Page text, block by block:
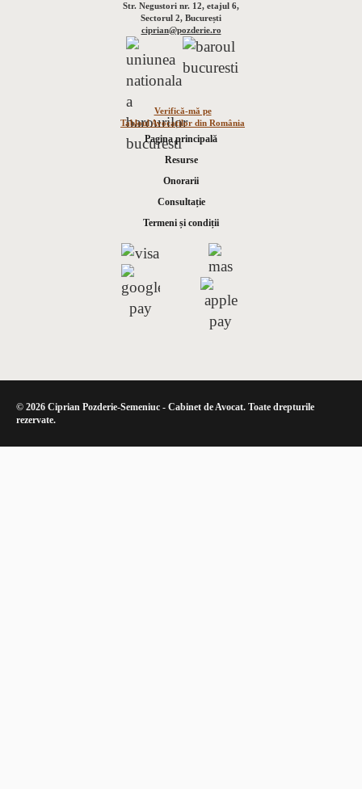
Str. Negustori nr. 12, etajul 6,
Sectorul 2, București
ciprian@pozderie.ro
Verifică-mă pe
Tabloul Avocaților din România
Pagina principală
Resurse
Onorarii
Consultație
Termeni și condiții
© 2026 Ciprian Pozderie-Semeniuc - Cabinet de Avocat. Toate drepturile
rezervate.